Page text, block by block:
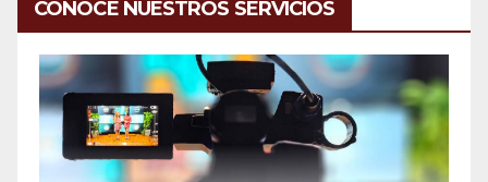
CONOCE NUESTROS SERVICIOS